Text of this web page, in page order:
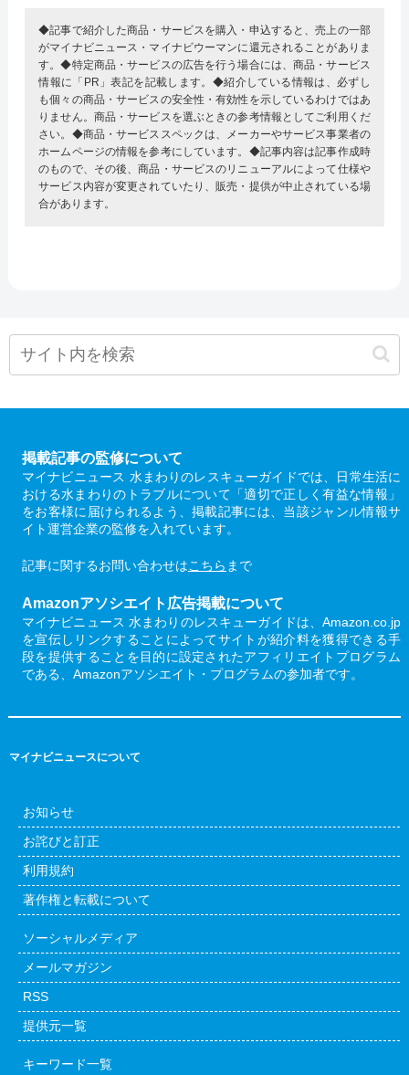
◆記事で紹介した商品・サービスを購入・申込すると、売上の一部
がマイナビニュース・マイナビウーマンに還元されることがありま
す。◆特定商品・サービスの広告を行う場合には、商品・サービス
情報に「PR」表記を記載します。◆紹介している情報は、必ずし
も個々の商品・サービスの安全性・有効性を示しているわけではあ
りません。商品・サービスを選ぶときの参考情報としてご利用くだ
さい。◆商品・サービススペックは、メーカーやサービス事業者の
ホームページの情報を参考にしています。◆記事内容は記事作成時
のもので、その後、商品・サービスのリニューアルによって仕様や
サービス内容が変更されていたり、販売・提供が中止されている場
合があります。
掲載記事の監修について
マイナビニュース 水まわりのレスキューガイドでは、日常生活に
おける水まわりのトラブルについて「適切で正しく有益な情報」
をお客様に届けられるよう、掲載記事には、当該ジャンル情報サ
イト運営企業の監修を入れています。
記事に関するお問い合わせはこちら まで
Amazonアソシエイト広告掲載について
マイナビニュース 水まわりのレスキューガイドは、Amazon.co.jp
を宣伝しリンクすることによってサイトが紹介料を獲得できる手
段を提供することを目的に設定されたアフィリエイトプログラム
である、Amazonアソシエイト・プログラムの参加者です。
マイナビニュースについて
お知らせ
お詫びと訂正
利用規約
著作権と転載について
ソーシャルメディア
メールマガジン
RSS
提供元一覧
キーワード一覧